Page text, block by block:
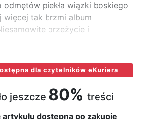
odmętów piekła wiązki boskiego
więcej tak brzmi album
przeżycie i
dla czytelników eKuriera
jeszcze 80% treści
artykułu dostępna po zakupie